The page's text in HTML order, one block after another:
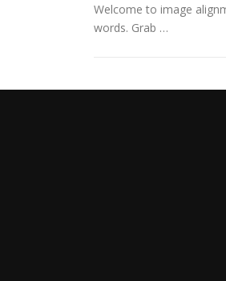
Welcome to image
words. Grab …